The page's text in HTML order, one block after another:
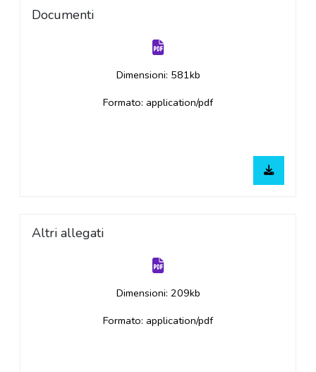
Documenti
Dimensioni: 581kb
Formato: application/pdf
Altri allegati
Dimensioni: 209kb
Formato: application/pdf